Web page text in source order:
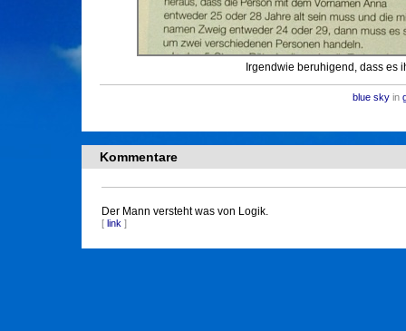
Irgendwie beruhigend, dass es
blue sky in
Kommentare
Der Mann versteht was von Logik.
[ link ]